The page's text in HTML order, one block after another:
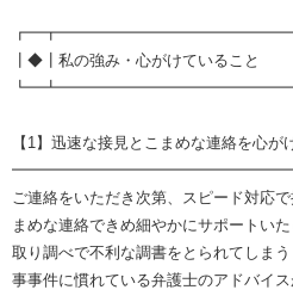
┃◆┃私の強み・心がけていること
【1】迅速な接見とこまめな連絡を心が
ご連絡をいただき次第、スピード対応
まめな連絡できめ細やかにサポートいた
取り調べで不利な調書をとられてしま
事事件に慣れている弁護士のアドバイス